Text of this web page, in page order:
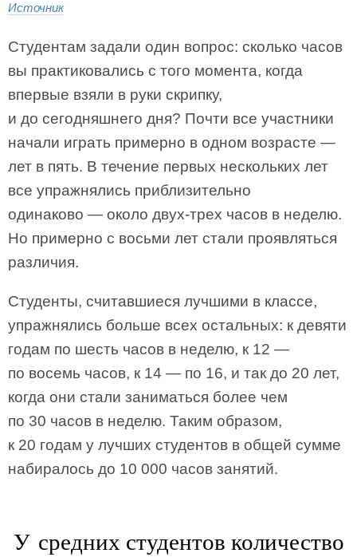
Источник
Студентам задали один вопрос: сколько часов
вы практиковались с того момента, когда
впервые взяли в руки скрипку,
и до сегодняшнего дня? Почти все участники
начали играть примерно в одном возрасте —
лет в пять. В течение первых нескольких лет
все упражнялись приблизительно
одинаково — около двух-трех часов в неделю.
Но примерно с восьми лет стали проявляться
различия.
Студенты, считавшиеся лучшими в классе,
упражнялись больше всех остальных: к девяти
годам по шесть часов в неделю, к 12 —
по восемь часов, к 14 — по 16, и так до 20 лет,
когда они стали заниматься более чем
по 30 часов в неделю. Таким образом,
к 20 годам у лучших студентов в общей сумме
набиралось до 10 000 часов занятий.
У средних студентов количество